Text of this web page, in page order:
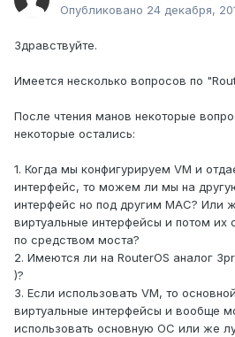
Опубликовано 24 декабря,
Здравствуйте.
Имеется несколько вопросов по
После чтения манов некоторые
некоторые остались:
1. Когда мы конфигурируем VM и
интерфейс, то можем ли мы на
интерфейс но под другим MAC? Или
виртуальные интерфейсы и потом их
по средством моста?
2. Имеются ли на RouterOS аналог
)?
3. Если использовать VM, то
виртуальные интерфейсы и вообще
использовать основную ОС или же